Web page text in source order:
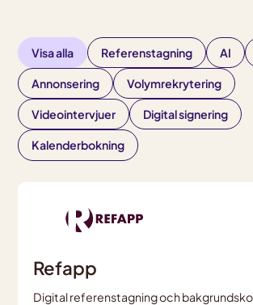
Visa alla Referenstagning AI
Annonsering Volymrekrytering
Videointervjuer Digital signering
Kalenderbokning
Refapp
Digital referenstagning och